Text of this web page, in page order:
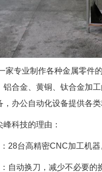
业制作各种金属零件的
铝合金、黄铜、钛合金加
办公自动化设备提供各
科技的理由：
台高精密CNC加工机器
动换刀，减少不必要的